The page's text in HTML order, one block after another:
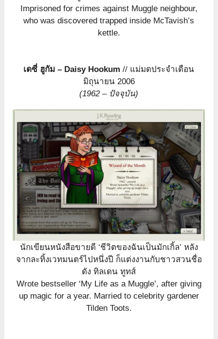
Imprisoned for crimes against Muggle neighbour,
who was discovered trapped inside McTavish’s
kettle.
เดซี่ ฮูกัม – Daisy Hookum // แม่มดประจำเดือน
มิถุนายน 2006
(1962 – ปัจจุบัน)
นักเขียนหนังสือขายดี ‘ชีวิตของฉันเป็นมักเกิ้ล’ หลัง
จากละทิ้งเวทมนตร์ไปหนึ่งปี ก็แต่งงานกับชาวสวนชื่อ
ดัง ทิลเดน ทูทส์
Wrote bestseller ‘My Life as a Muggle’, after giving
up magic for a year. Married to celebrity gardener
Tilden Toots.